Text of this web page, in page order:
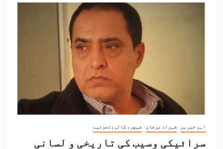
اہم خبریں شہزاد عرفان فیچر، کالم،تجزئیے
سرائیکی وسیب کی تاریخی و لسانی